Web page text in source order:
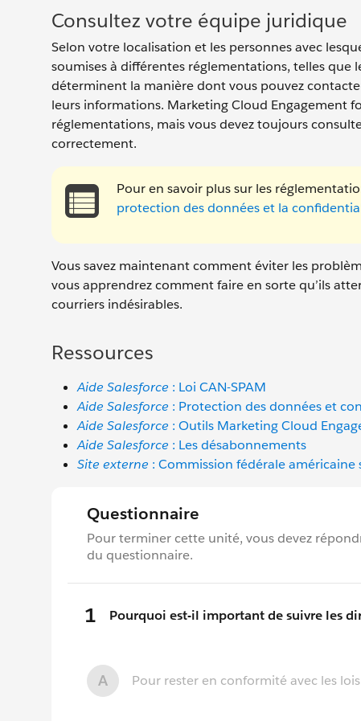
Consultez votre équipe juridique
Selon votre localisation et les personnes avec
soumises à différentes réglementations, telles que
déterminent la manière dont vous pouvez
leurs informations. Marketing Cloud Engagement
réglementations, mais vous devez toujours
correctement.
Pour en savoir plus sur les
protection des données et la
Vous savez maintenant comment éviter les
vous apprendrez comment faire en sorte qu’ils
courriers indésirables.
Ressources
Aide Salesforce : Loi CAN-SPAM
Aide Salesforce : Protection des données et
Aide Salesforce : Outils Marketing Cloud
Aide Salesforce : Les désabonnements
Site externe : Commission fédérale américaine